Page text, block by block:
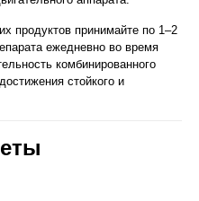
продуктов принимайте по 1–2
ежедневно во время
комбинированного
стойкого и